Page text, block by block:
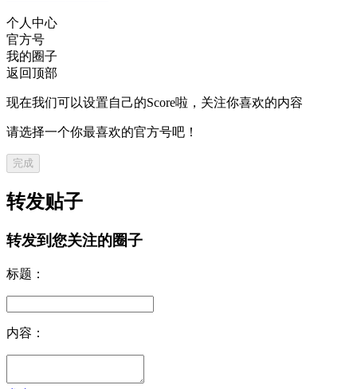
个人中心
官方号
我的圈子
返回顶部
现在我们可以设置自己的Score啦，关注你喜欢的内容
请选择一个你最喜欢的官方号吧！
完成
转发贴子
转发到您关注的圈子
标题：
内容：